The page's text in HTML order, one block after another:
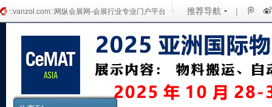
::vanzol.com::网纵会展网-会展行业专业门户平台 推荐导航 |